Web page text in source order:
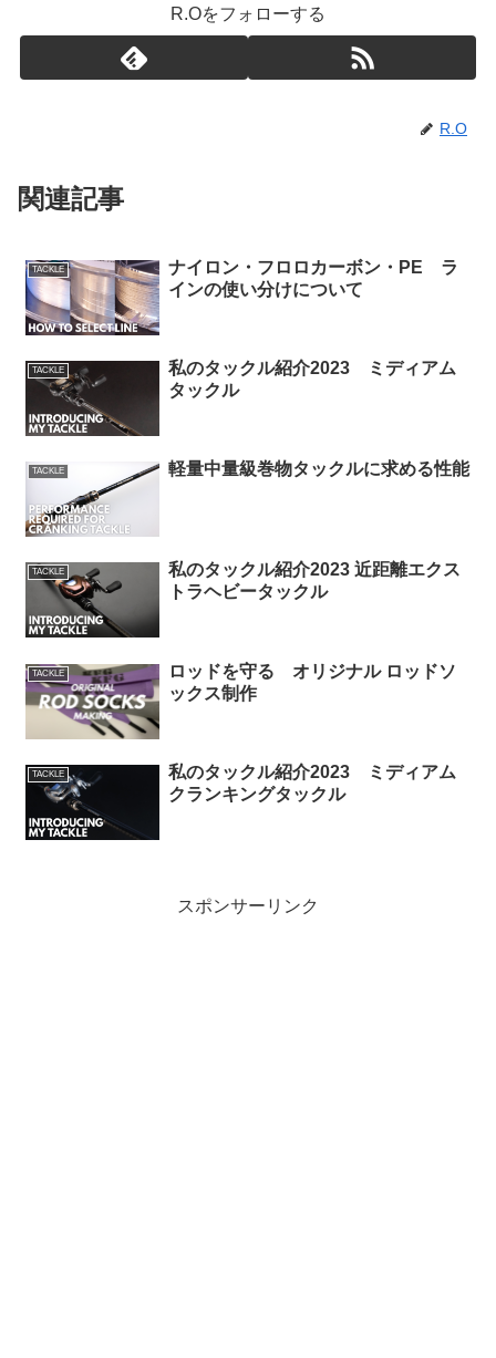
R.Oをフォローする
R.O
関連記事
TACKLE
ナイロン・フロロカーボン・PE ラ
インの使い分けについて
TACKLE
私のタックル紹介2023 ミディアム
タックル
TACKLE 軽量中量級巻物タックルに求める性能
TACKLE
私のタックル紹介2023 近距離エクス
トラヘビータックル
TACKLE
ロッドを守る オリジナル ロッドソ
ックス制作
TACKLE
私のタックル紹介2023 ミディアム
クランキングタックル
スポンサーリンク